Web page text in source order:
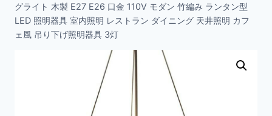
グライト 木製 E27 E26 口金 110V モダン 竹編み ランタン型
LED 照明器具 室内照明 レストラン ダイニング 天井照明 カフ
ェ風 吊り下げ照明器具 3灯